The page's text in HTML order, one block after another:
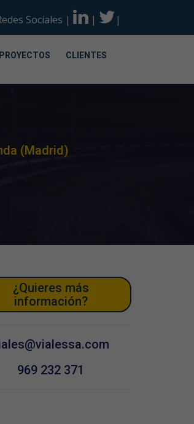
Sociales | | |
PROYECTOS CLIENTES
(Madrid)
¿Quieres más
información?
969 232 371